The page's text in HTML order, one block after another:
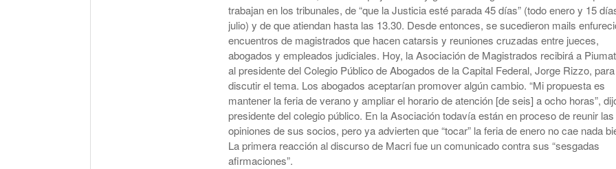
trabajan en los tribunales, de “que la Justicia esté parada 45 días” (todo enero y 15
julio) y de que atiendan hasta las 13.30. Desde entonces, se sucedieron mails
encuentros de magistrados que hacen catarsis y reuniones cruzadas entre jueces,
abogados y empleados judiciales. Hoy, la Asociación de Magistrados recibirá a
al presidente del Colegio Público de Abogados de la Capital Federal, Jorge Rizzo, para
discutir el tema. Los abogados aceptarían promover algún cambio. “Mi propuesta es
mantener la feria de verano y ampliar el horario de atención [de seis] a ocho horas”,
presidente del colegio público. En la Asociación todavía están en proceso de reunir las
opiniones de sus socios, pero ya advierten que “tocar” la feria de enero no cae nada
La primera reacción al discurso de Macri fue un comunicado contra sus “sesgadas
afirmaciones”.